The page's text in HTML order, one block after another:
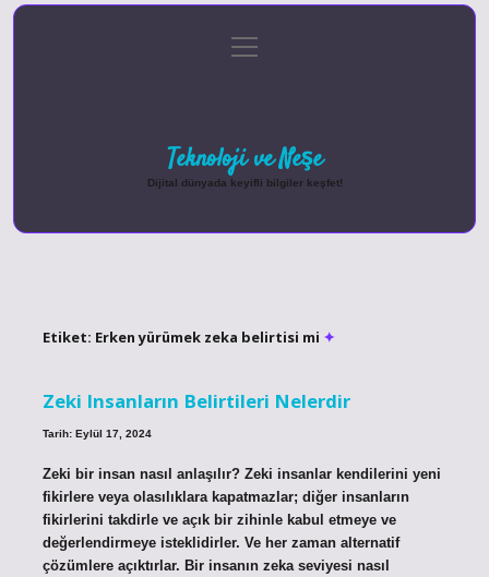
Gizlilik Politikası
menüyü
aç
Teknoloji ve Neşe
Dijital dünyada keyifli bilgiler keşfet!
Etiket: Erken yürümek zeka belirtisi mi
Zeki Insanların Belirtileri Nelerdir
Tarih: Eylül 17, 2024
Zeki bir insan nasıl anlaşılır? Zeki insanlar kendilerini yeni
fikirlere veya olasılıklara kapatmazlar; diğer insanların
fikirlerini takdirle ve açık bir zihinle kabul etmeye ve
değerlendirmeye isteklidirler. Ve her zaman alternatif
çözümlere açıktırlar. Bir insanın zeka seviyesi nasıl